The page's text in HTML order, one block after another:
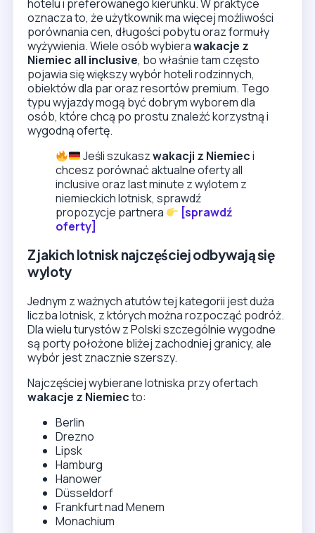
hotelu i preferowanego kierunku. W praktyce
oznacza to, że użytkownik ma więcej możliwości
porównania cen, długości pobytu oraz formuły
wyżywienia. Wiele osób wybierawakacje z
Niemiec all inclusive, bo właśnie tam często
pojawia się większy wybór hoteli rodzinnych,
obiektów dla par oraz resortów premium. Tego
typu wyjazdy mogą być dobrym wyborem dla
osób, które chcą po prostu znaleźć korzystną i
wygodną ofertę.
Jeśli szukaszwakacji z Niemieci
chcesz porównać aktualne oferty all
inclusive oraz last minute z wylotem z
niemieckich lotnisk, sprawdź
propozycje partnera
[sprawdź
oferty]
Z jakich lotnisk najczęściej odbywają się
wyloty
Jednym z ważnych atutów tej kategorii jest duża
liczba lotnisk, z których można rozpocząć podróż.
Dla wielu turystów z Polski szczególnie wygodne
są porty położone bliżej zachodniej granicy, ale
wybór jest znacznie szerszy.
Najczęściej wybierane lotniska przy ofertach
wakacje z Niemiecto:
Berlin
Drezno
Lipsk
Hamburg
Hanower
Düsseldorf
Frankfurt nad Menem
Monachium